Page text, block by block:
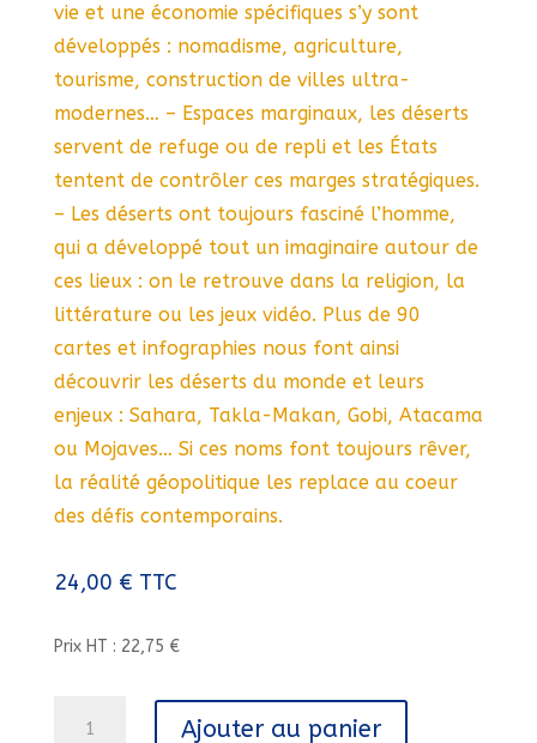
vie et une économie spécifiques s’y sont
développés : nomadisme, agriculture,
tourisme, construction de villes ultra-
modernes… – Espaces marginaux, les déserts
servent de refuge ou de repli et les États
tentent de contrôler ces marges stratégiques.
– Les déserts ont toujours fasciné l’homme,
qui a développé tout un imaginaire autour de
ces lieux : on le retrouve dans la religion, la
littérature ou les jeux vidéo. Plus de 90
cartes et infographies nous font ainsi
découvrir les déserts du monde et leurs
enjeux : Sahara, Takla-Makan, Gobi, Atacama
ou Mojaves… Si ces noms font toujours rêver,
la réalité géopolitique les replace au coeur
des défis contemporains.
24,00 € TTC
Prix HT : 22,75 €
Ajouter au panier